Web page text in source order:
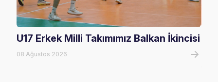
U17 Erkek Milli Takımımız Balkan İkincisi
08 Ağustos 2026